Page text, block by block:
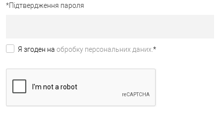
*Підтвердження пароля
Я згоден на обробку персональних даних. *